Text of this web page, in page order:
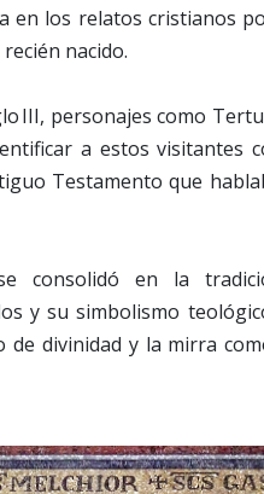
en los relatos cristianos
nacido.
III, personajes como
a estos visitantes
Testamento que
consolidó en la
y su simbolismo
de divinidad y la mirra